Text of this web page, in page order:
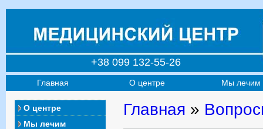
+38 099 132-55-26
Главная О центре Мы лечим
О центре
Мы лечим
Главная »